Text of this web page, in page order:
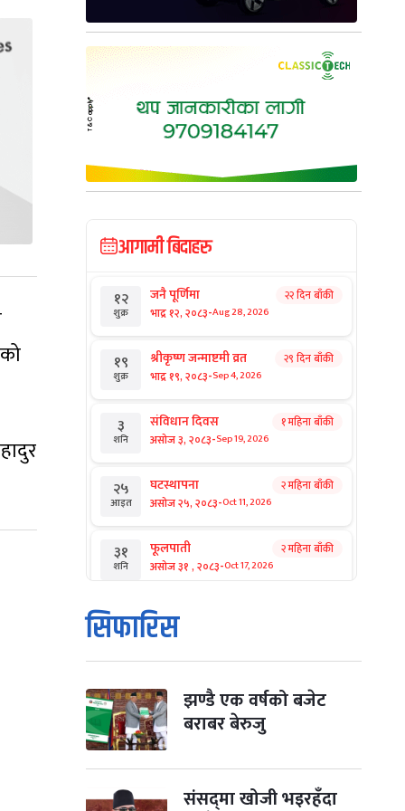
आगामी बिदाहरु
१२
शुक्र
जनै पूर्णिमा
भाद्र १२, २०८३-Aug 28, 2026
२२ दिन बाँकी
१९
शुक्र
श्रीकृष्ण जन्माष्टमी व्रत
भाद्र १९, २०८३-Sep 4, 2026
२९ दिन बाँकी
३
शनि
संविधान दिवस
असोज ३, २०८३-Sep 19, 2026
१ महिना बाँकी
२५
आइत
घटस्थापना
असोज २५, २०८३-Oct 11, 2026
२ महिना बाँकी
३१
शनि
फूलपाती
असोज ३१ , २०८३-Oct 17, 2026
२ महिना बाँकी
१
आइत
कार्तिक सङ्क्रान्ति
कार्तिक १, २०८३
मंगल कार्तिक ३, २०८३ -Oct 20, 2026
४ विजयादशमी
कार्तिक ४, २०८३
५ पापा‌ङ्कुशा एकादशी व्रत २ महिना बाँकी
सिफारिस
झण्डै एक वर्षको बजेट
बराबर बेरुजु
संसद्‌मा खोजी भइरहँदा